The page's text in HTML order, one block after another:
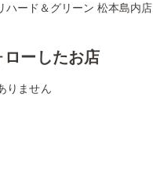
ハード＆グリーン 松本島内店
ローしたお店
りません